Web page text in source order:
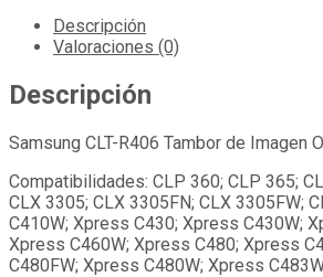
Descripción
Valoraciones (0)
Descripción
Samsung CLT-R406 Tambor de Imagen
Compatibilidades: CLP 360; CLP 365;
CLX 3305; CLX 3305FN; CLX 3305FW;
C410W; Xpress C430; Xpress C430W;
Xpress C460W; Xpress C480; Xpress
C480FW; Xpress C480W; Xpress